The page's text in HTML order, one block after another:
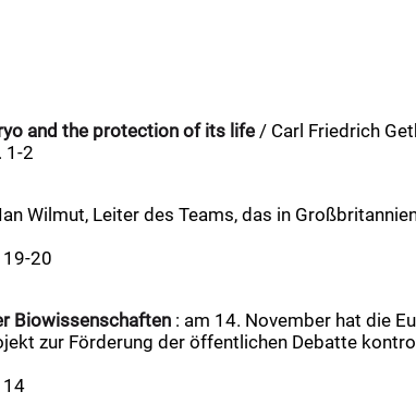
and the protection of its life / Carl Friedrich
1-2
Wilmut, Leiter des Teams, das in
20
Biowissenschaften : am 14. November hat die
zur Förderung der öffentlichen Debatte
14